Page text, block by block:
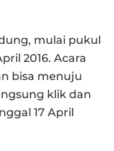
mulai pukul
2016. Acara
bisa menuju
klik dan
17 April